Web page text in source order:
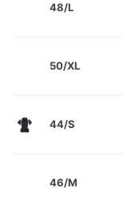
48/L
50/XL
44/S
46/M